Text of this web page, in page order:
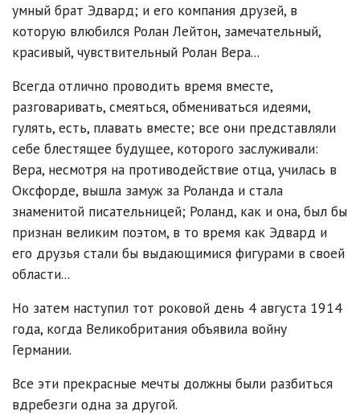
умный брат Эдвард; и его компания друзей, в
которую влюбился Ролан Лейтон, замечательный,
красивый, чувствительный Ролан Вера...
Всегда отлично проводить время вместе,
разговаривать, смеяться, обмениваться идеями,
гулять, есть, плавать вместе; все они представляли
себе блестящее будущее, которого заслуживали:
Вера, несмотря на противодействие отца, училась в
Оксфорде, вышла замуж за Роланда и стала
знаменитой писательницей; Роланд, как и она, был бы
признан великим поэтом, в то время как Эдвард и
его друзья стали бы выдающимися фигурами в своей
области...
Но затем наступил тот роковой день 4 августа 1914
года, когда Великобритания объявила войну
Германии.
Все эти прекрасные мечты должны были разбиться
вдребезги одна за другой.